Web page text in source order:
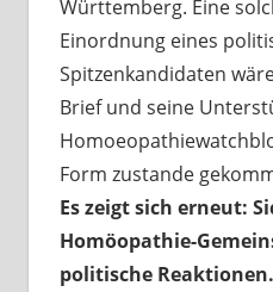
Württemberg. Eine
Einordnung eines
Spitzenkandidaten
Brief und seine
Form zustande
Es zeigt sich erneut:
Homöopathie-
politische